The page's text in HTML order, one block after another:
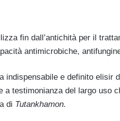
fin dall’antichità per il
antimicrobiche,
indispensabile e definito elisir
a testimonianza del largo uso
di Tutankhamon.